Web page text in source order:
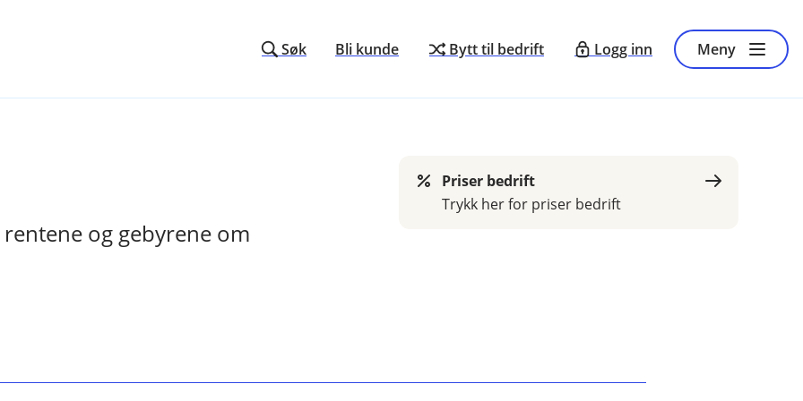
Søk Bli kunde Bytt til bedrift Logg inn Meny
og gebyrene om
Priser bedrift
Trykk her for priser bedrift